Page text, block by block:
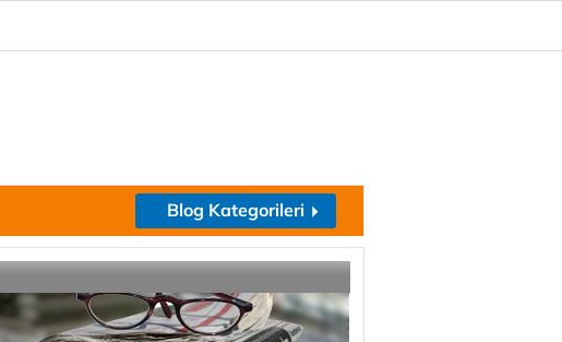
Blog Kategorileri